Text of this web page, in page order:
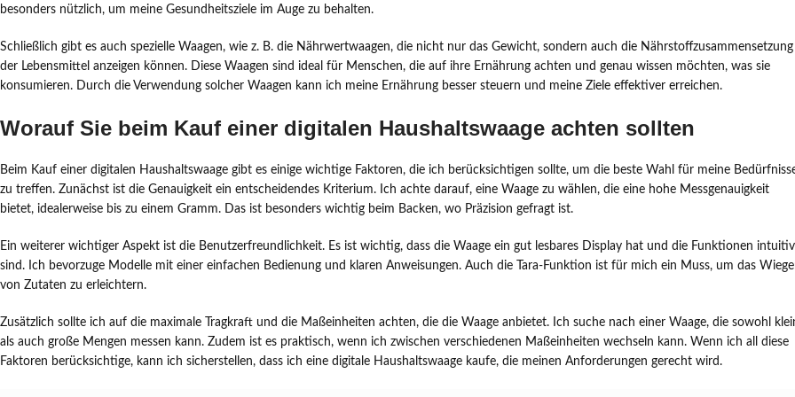
besonders nützlich, um meine Gesundheitsziele im Auge zu behalten.
Schließlich gibt es auch spezielle Waagen, wie z. B. die Nährwertwaagen, die nicht nur das Gewicht, sondern auch die Nährstoffzusammensetzung
der Lebensmittel anzeigen können. Diese Waagen sind ideal für Menschen, die auf ihre Ernährung achten und genau wissen möchten, was sie
konsumieren. Durch die Verwendung solcher Waagen kann ich meine Ernährung besser steuern und meine Ziele effektiver erreichen.
Worauf Sie beim Kauf einer digitalen Haushaltswaage achten sollten
Beim Kauf einer digitalen Haushaltswaage gibt es einige wichtige Faktoren, die ich berücksichtigen sollte, um die beste Wahl für meine
zu treffen. Zunächst ist die Genauigkeit ein entscheidendes Kriterium. Ich achte darauf, eine Waage zu wählen, die eine hohe Messgenauigkeit
bietet, idealerweise bis zu einem Gramm. Das ist besonders wichtig beim Backen, wo Präzision gefragt ist.
Ein weiterer wichtiger Aspekt ist die Benutzerfreundlichkeit. Es ist wichtig, dass die Waage ein gut lesbares Display hat und die Funktionen intuitiv
sind. Ich bevorzuge Modelle mit einer einfachen Bedienung und klaren Anweisungen. Auch die Tara-Funktion ist für mich ein Muss, um das
von Zutaten zu erleichtern.
Zusätzlich sollte ich auf die maximale Tragkraft und die Maßeinheiten achten, die die Waage anbietet. Ich suche nach einer Waage, die sowohl
als auch große Mengen messen kann. Zudem ist es praktisch, wenn ich zwischen verschiedenen Maßeinheiten wechseln kann. Wenn ich all diese
Faktoren berücksichtige, kann ich sicherstellen, dass ich eine digitale Haushaltswaage kaufe, die meinen Anforderungen gerecht wird.